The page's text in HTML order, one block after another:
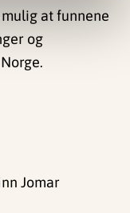
at funnene
og
Jomar